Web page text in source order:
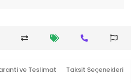
ve Teslimat Taksit Seçenekleri